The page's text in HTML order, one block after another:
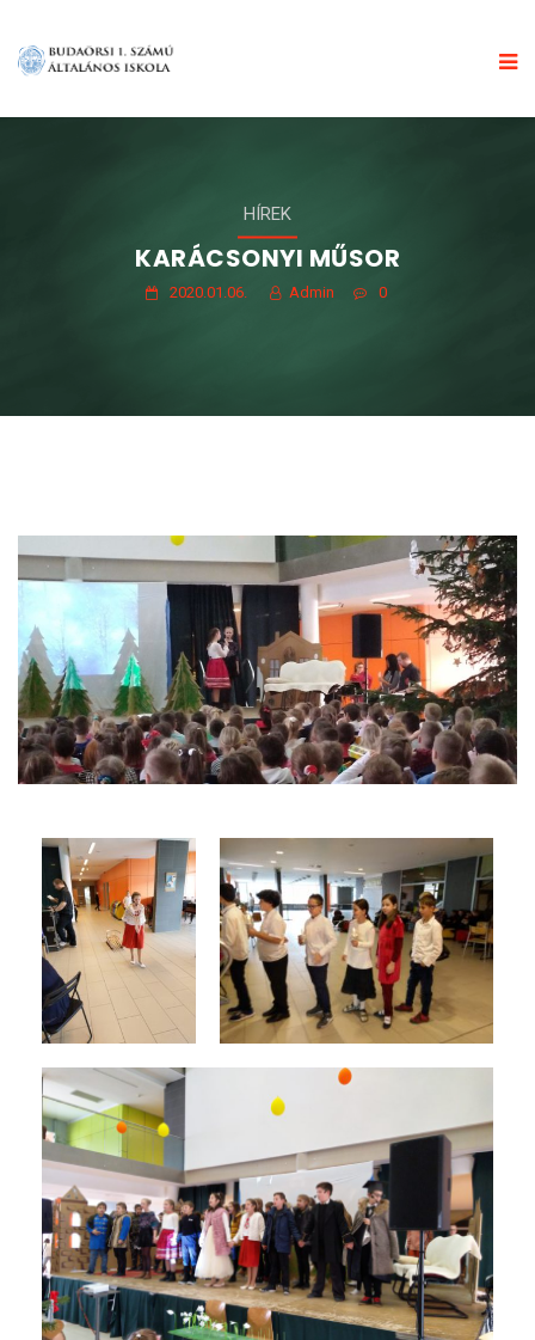
HÍREK
KARÁCSONYI MŰSOR
2020.01.06. Admin 0